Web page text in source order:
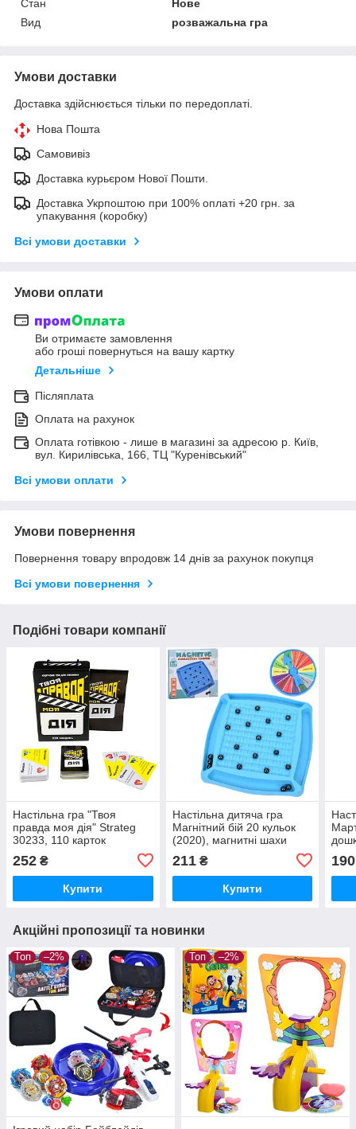
Стан
Нове
Вид
розважальна гра
Умови доставки
Доставка здійснюється тільки по передоплаті.
Нова Пошта
Самовивіз
Доставка курьєром Нової Пошти.
Доставка Укрпоштою при 100% оплаті +20 грн. за
упакування (коробку)
Всі умови доставки
Умови оплати
Ви отримаєте замовлення
або гроші повернуться на вашу картку
Детальніше
Післяплата
Оплата на рахунок
Оплата готівкою - лише в магазині за адресою р. Київ,
вул. Кирилівська, 166, ТЦ "Куренівський"
Всі умови оплати
Умови повернення
Повернення товару впродовж 14 днів за рахунок покупця
Всі умови повернення
Подібні товари компанії
Настільна гра "Твоя
правда моя дія" Strateg
30233, 110 карток
252 ₴
Купити
Настільна дитяча гра
Магнітний бій 20 кульок
(2020), магнитні шахи
211₴
Купити
190
Акційні пропозиції та новинки
Топ –2% Топ –2%